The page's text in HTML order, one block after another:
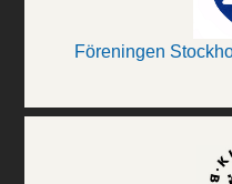
Föreningen